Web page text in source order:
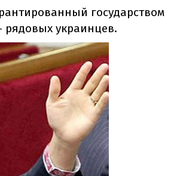
государством
рядовых украинцев.